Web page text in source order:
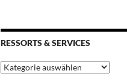
RESSORTS & SERVICES
Ressorts
&